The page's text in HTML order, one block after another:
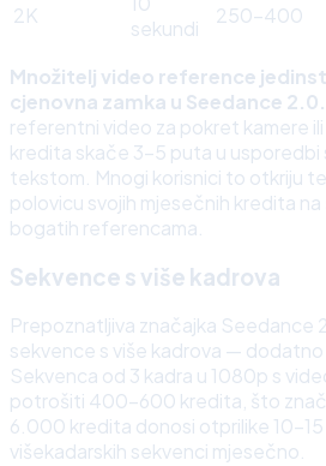
2K
sekundi
250–400
Množitelj video reference
cjenovna zamka u Seedance 2.0.
referentni video za pokret kamere
kredita skače 3–5 puta u usporedbi
tekstom. Mnogi korisnici to otkriju
polovicu svojih mjesečnih kredita
bogatih referencama.
Sekvence s više kadrova
Prepoznatljiva značajka
sekvence s više kadrova —
Sekvenca od 3 kadra u 1080p s
potrošiti 400–600 kredita, što
6.000 kredita donosi otprilike
višekadarskih sekvenci mjesečno.